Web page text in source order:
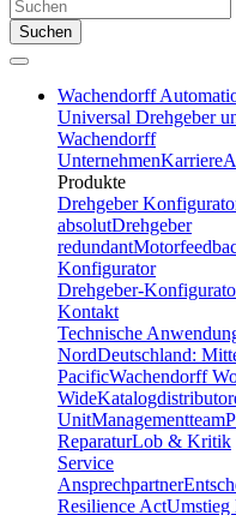
Suchen
Wachendorff
Universal Drehgeber
Wachendorff
UnternehmenKarriere
Produkte
Drehgeber
absolutDrehgeber
redundant
Konfigurator
Drehgeber-
Kontakt
Technische
NordDeutschland:
PacificWachendorff
Wide
UnitManagementteam
ReparaturLob & Kritik
Service
Ansprechpartner
Resilience ActUmstieg